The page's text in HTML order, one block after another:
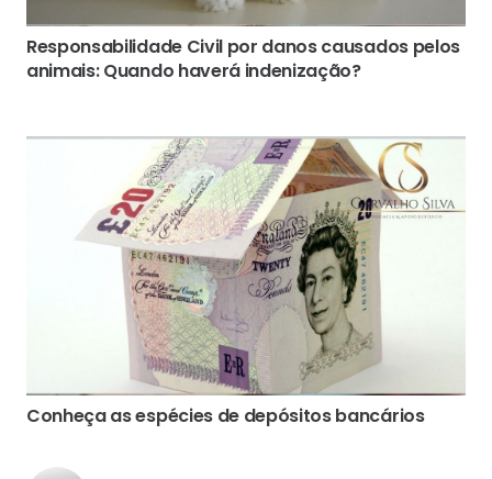
Responsabilidade Civil por danos causados pelos
animais: Quando haverá indenização?
Conheça as espécies de depósitos bancários